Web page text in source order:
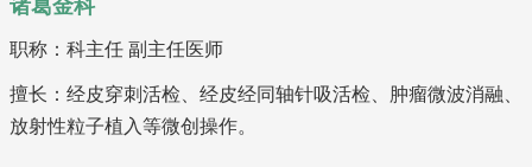
诸葛金科
职称：科主任 副主任医师
擅长：经皮穿刺活检、经皮经同轴针吸活检、肿瘤微波消融、
放射性粒子植入等微创操作。